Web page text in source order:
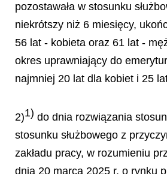
pozostawała w stosunku
niekrótszy niż 6 miesięcy,
56 lat - kobieta oraz 61 lat -
okres uprawniający do
najmniej 20 lat dla kobiet i 25
2)1) do dnia rozwiązania
stosunku służbowego z
zakładu pracy, w rozumieniu
dnia 20 marca 2025 r. o rynku